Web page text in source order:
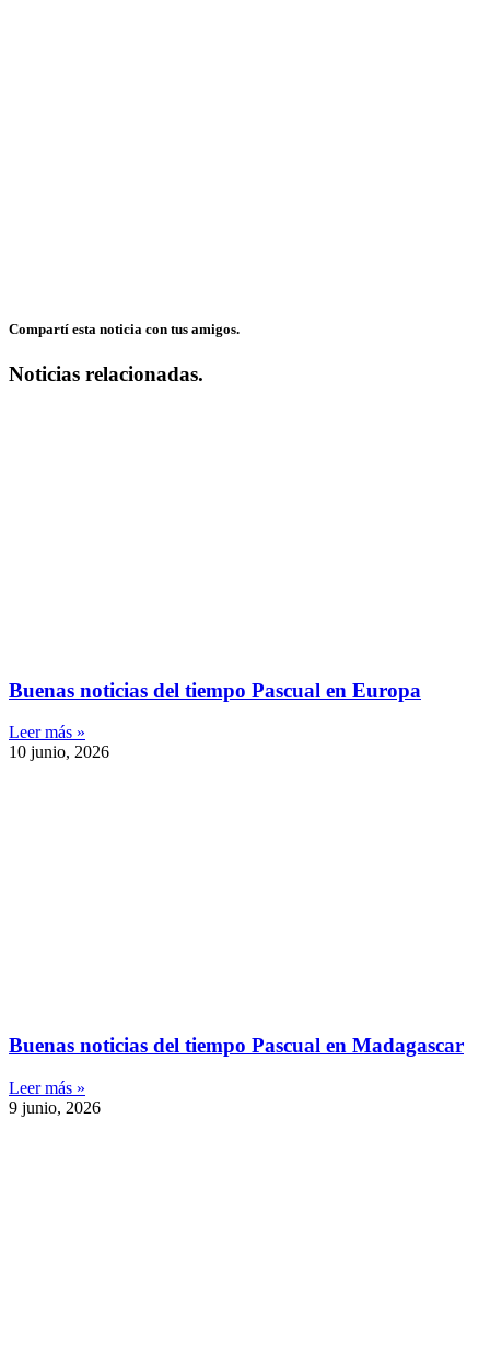
Compartí esta noticia con tus amigos.
Noticias relacionadas.
Buenas noticias del tiempo Pascual en Europa
Leer más »
10 junio, 2026
Buenas noticias del tiempo Pascual en Madagascar
Leer más »
9 junio, 2026